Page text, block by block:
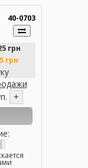
40-0703
грн
грн
+